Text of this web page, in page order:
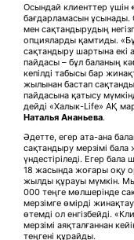
Осындай клиенттер үшін
бағдарламасын ұсынады.
мен сақтандырудың
опцияларды қамтиды.
сақтандыру шартына екі
пайдасы – бұл баланың
кепілді табысы бар
жылынан бастап
пайдасына қатысу
дейді «Халык-Life» АҚ
Наталья Ананьева.
Әдетте, егер ата-ана
сақтандыру мерзімі
үндестіріледі. Егер
18 жасында жоғары оқу
жылды құрауы мүмкін.
000 теңге мөлшерінде
мерзімге өмірді
өтемді ол енгізбейді.
мерзімі аяқталғаннан
теңгені құрайды.